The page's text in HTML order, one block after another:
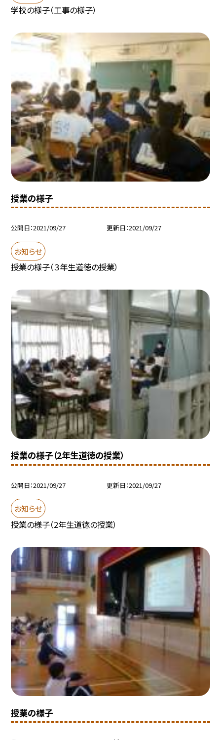
学校の様子（工事の様子）
授業の様子
公開日 2021/09/27 更新日 2021/09/27
お知らせ
授業の様子（３年生道徳の授業）
授業の様子（2年生道徳の授業）
公開日 2021/09/27 更新日 2021/09/27
お知らせ
授業の様子（2年生道徳の授業）
授業の様子